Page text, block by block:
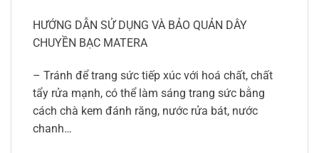
HƯỚNG DẪN SỬ DỤNG VÀ BẢO QUẢN DÂY
CHUYỀN BẠC MATERA
– Tránh để trang sức tiếp xúc với hoá chất, chất
tẩy rửa mạnh, có thể làm sáng trang sức bằng
cách chà kem đánh răng, nước rửa bát, nước
chanh…